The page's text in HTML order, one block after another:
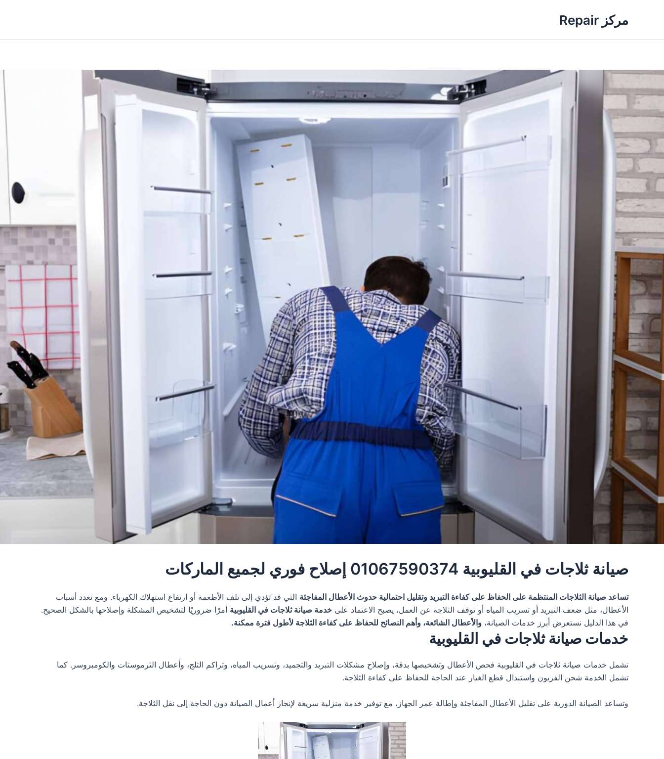
مركز Repair
صيانة ثلاجات في القليوبية 01067590374 إصلاح فوري لجميع الماركات
تساعد صيانة الثلاجات المنتظمة على الحفاظ على كفاءة التبريد وتقليل احتمالية حدوث الأعطال المفاجئة التي قد تؤدي إلى تلف الأطعمة أو ارتفاع استهلاك الكهرباء. ومع تعدد أسباب
الأعطال، مثل ضعف التبريد أو تسريب المياه أو توقف الثلاجة عن العمل، يصبح الاعتماد على خدمة صيانة ثلاجات في القليوبية أمرًا ضروريًا لتشخيص المشكلة وإصلاحها بالشكل الصحيح.
في هذا الدليل نستعرض أبرز خدمات الصيانة، والأعطال الشائعة، وأهم النصائح للحفاظ على كفاءة الثلاجة لأطول فترة ممكنة.
خدمات صيانة ثلاجات في القليوبية
تشمل خدمات صيانة ثلاجات في القليوبية فحص الأعطال وتشخيصها بدقة، وإصلاح مشكلات التبريد والتجميد، وتسريب المياه، وتراكم الثلج، وأعطال الثرموستات والكومبروسر. كما
تشمل الخدمة شحن الفريون واستبدال قطع الغيار عند الحاجة للحفاظ على كفاءة الثلاجة.
وتساعد الصيانة الدورية على تقليل الأعطال المفاجئة وإطالة عمر الجهاز، مع توفير خدمة منزلية سريعة لإنجاز أعمال الصيانة دون الحاجة إلى نقل الثلاجة.